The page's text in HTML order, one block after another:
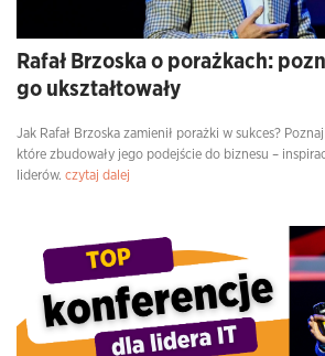
Rafał Brzoska o porażkach:
go ukształtowały
Jak Rafał Brzoska zamienił porażki w sukces?
które zbudowały jego podejście do biznesu –
liderów. czytaj dalej